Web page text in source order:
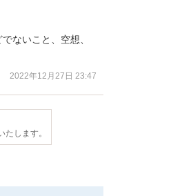
ないこと、空想、
2022年12月27日 23:47
します。